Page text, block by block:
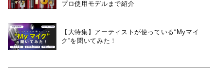
プロ使用モデルまで紹介
【大特集】アーティストが使っている“Myマイ
ク”を聞いてみた！